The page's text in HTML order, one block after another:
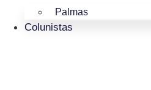
Palmas
Colunistas